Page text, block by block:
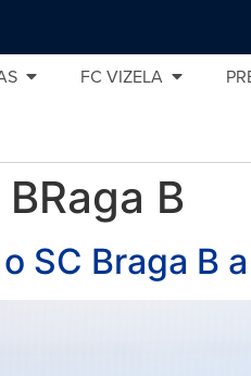
FC VIZELA
BRaga B
SC Braga B